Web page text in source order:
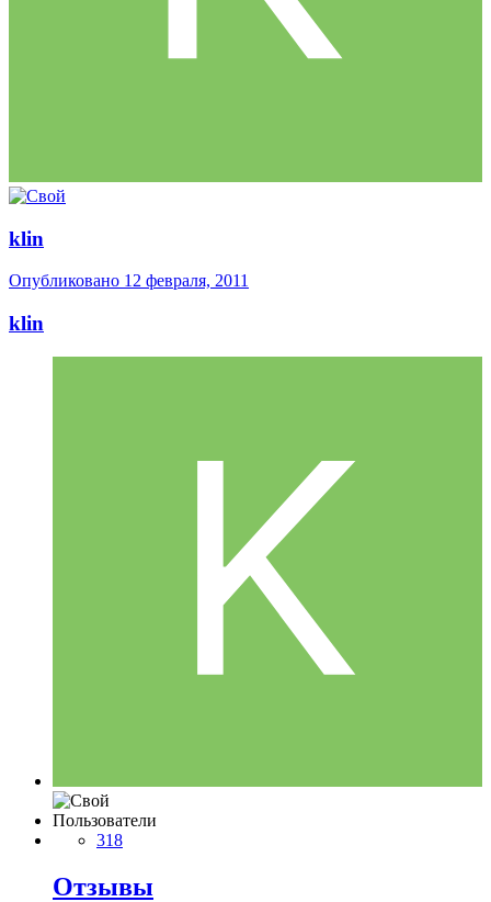
klin
Опубликовано 12 февраля, 2011
klin
Пользователи
318
Отзывы